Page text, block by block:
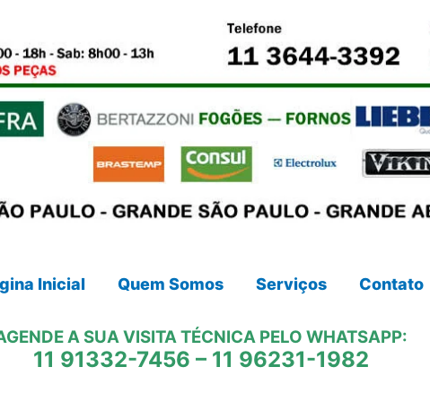
Inicial Quem Somos Serviços Contato
A SUA VISITA TÉCNICA PELO WHATSAPP:
11 91332-7456 – 11 96231-1982